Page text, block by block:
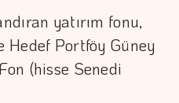
yatırım fonu,
Hedef Portföy Güney
(hisse Senedi